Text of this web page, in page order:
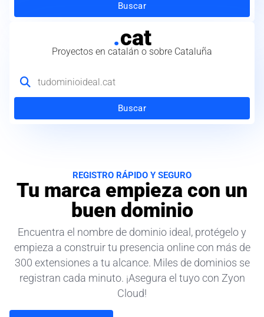
Buscar
.cat
Proyectos en catalán o sobre Cataluña
Buscar
REGISTRO RÁPIDO Y SEGURO
Tu marca empieza con un
buen dominio
Encuentra el nombre de dominio ideal, protégelo y
empieza a construir tu presencia online con más de
300 extensiones a tu alcance. Miles de dominios se
registran cada minuto. ¡Asegura el tuyo con Zyon
Cloud!